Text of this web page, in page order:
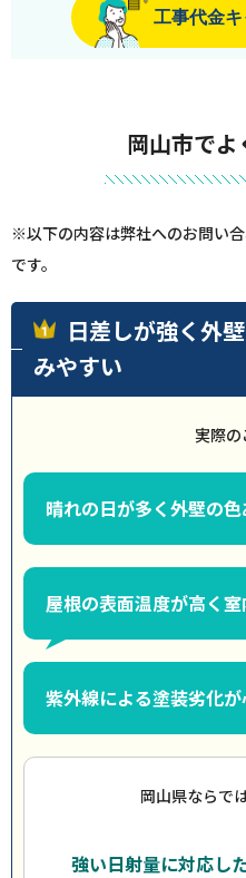
工事代金
岡山市で
※以下の内容は弊社へのお問い
です。
日差しが強く外
みやすい
実際の
晴れの日が多く外壁の
屋根の表面温度が高く
紫外線による塗装劣化
岡山県ならで
強い日射量に対応し